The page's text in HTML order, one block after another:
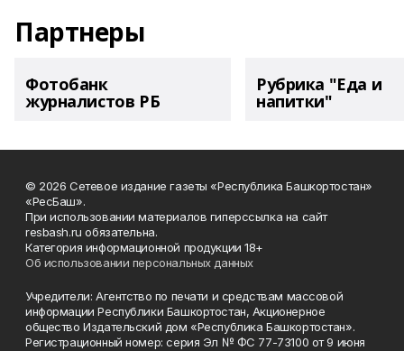
Партнеры
Фотобанк
журналистов РБ
Рубрика "Еда и
напитки"
© 2026 Сетевое издание газеты «Республика Башкортостан»
«РесБаш».
При использовании материалов гиперссылка на сайт
resbash.ru обязательна.
Категория информационной продукции 18+
Об использовании персональных данных
Учредители: Агентство по печати и средствам массовой
информации Республики Башкортостан, Акционерное
общество Издательский дом «Республика Башкортостан».
Регистрационный номер: серия Эл № ФС 77-73100 от 9 июня